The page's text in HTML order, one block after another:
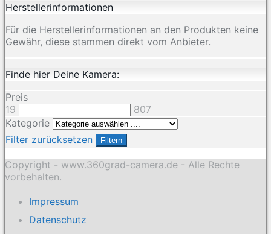
Herstellerinformationen
Für die Herstellerinformationen an den Produkten keine
Gewähr, diese stammen direkt vom Anbieter.
Finde hier Deine Kamera:
Preis
19
807
Kategorie
Filter zurücksetzen
Filtern
Copyright - www.360grad-camera.de - Alle Rechte
vorbehalten.
Impressum
Datenschutz